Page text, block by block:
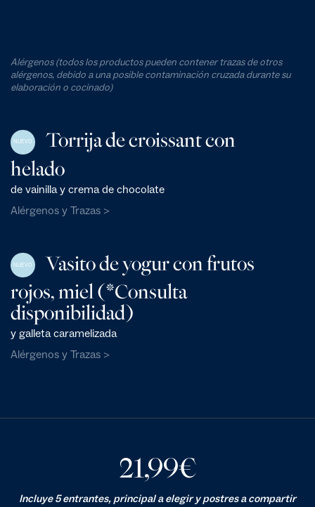
Alérgenos (todos los productos pueden contener trazas de otros
alérgenos, debido a una posible contaminación cruzada durante su
elaboración o cocinado)
NUEVO
Torrija de croissant con
helado
de vainilla y crema de chocolate
Alérgenos y Trazas >
NUEVO
Vasito de yogur con frutos
rojos, miel (*Consulta
disponibilidad)
y galleta caramelizada
Alérgenos y Trazas >
21,99€
Incluye 5 entrantes, principal a elegir y postres a compartir